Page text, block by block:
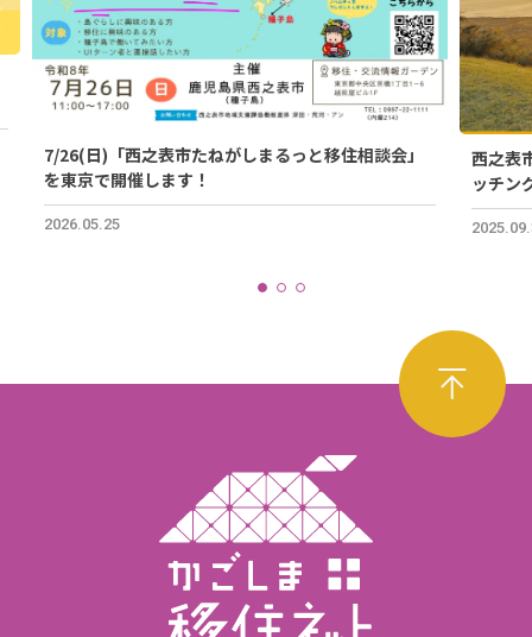
7/26(日)「西之表市たねがしまるっと移住相談会」
を東京で開催します！
2026.05.25
西之表
ッチン
日）